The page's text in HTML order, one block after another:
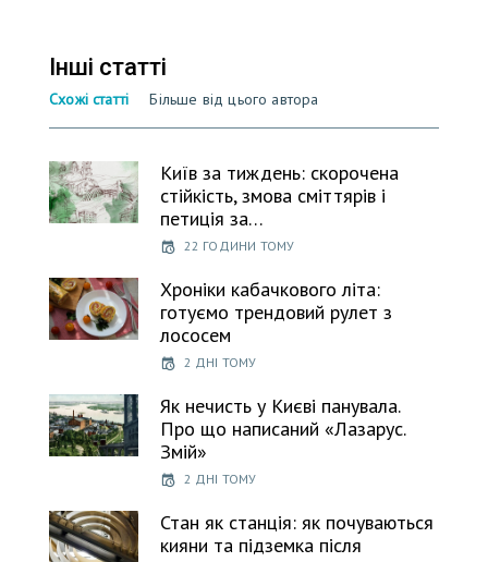
Інші статті
Схожі статті Більше від цього автора
Київ за тиждень: скорочена
стійкість, змова сміттярів і
петиція за…
22 ГОДИНИ ТОМУ
Хроніки кабачкового літа:
готуємо трендовий рулет з
лососем
2 ДНІ ТОМУ
Як нечисть у Києві панувала.
Про що написаний «Лазарус.
Змій»
2 ДНІ ТОМУ
Стан як станція: як почуваються
кияни та підземка після